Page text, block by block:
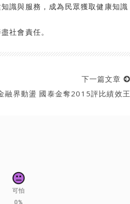
識與服務，成為民眾獲取健康知識
社會責任。
下一篇文章
融界動盪 國泰金奪2015評比績效王
可怕
0%